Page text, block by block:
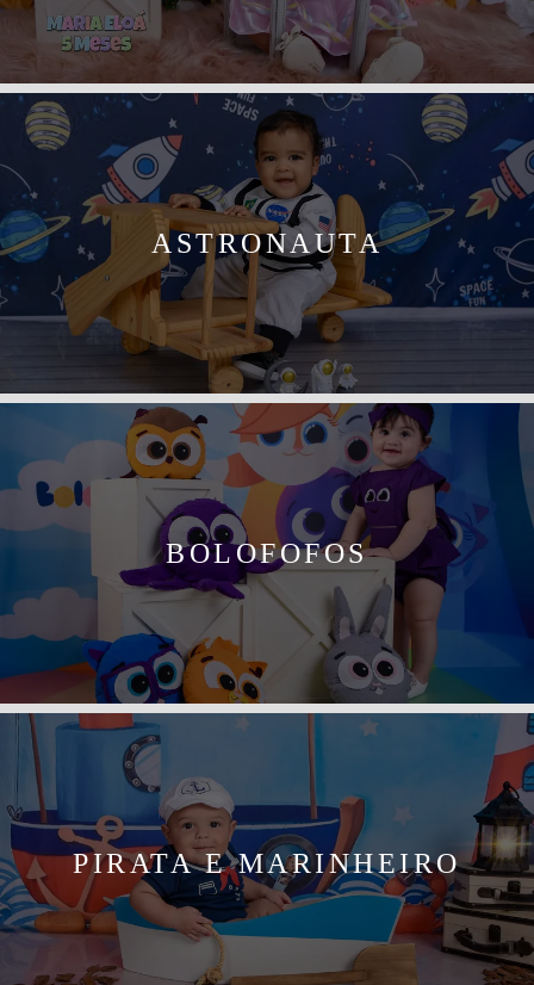
ASTRONAUTA
BOLOFOFOS
PIRATA E MARINHEIRO